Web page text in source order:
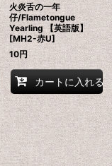
火炎舌の一年
仔/Flametongue
Yearling 【英語版】
[MH2-赤U]
10円
カートに入れる